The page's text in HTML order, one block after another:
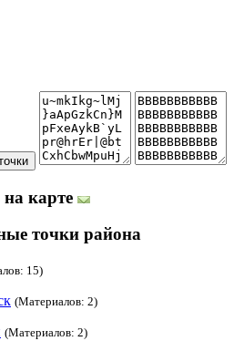
карте
точки района
15)
(Материалов: 2)
(Материалов: 2)